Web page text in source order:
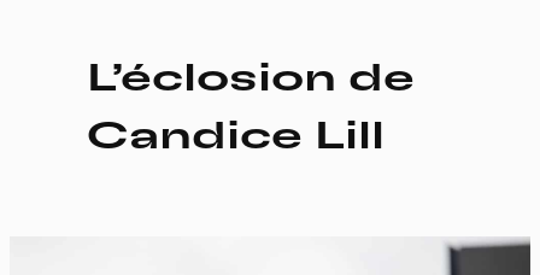
L’éclosion de
Candice Lill